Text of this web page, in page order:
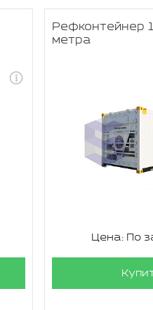
Рефконтейнер
метра
Цена: По